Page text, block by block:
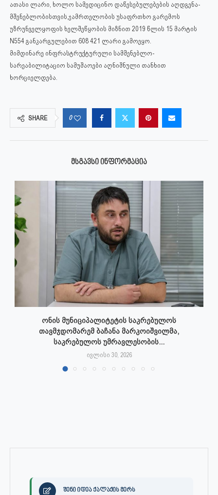
ათასი ლარი, ხოლო სამედიცინო დაწესებულებების აღდგენა-
მშენებლობისთვის,ჯამრთელობის უსაფრთხო გარემოს
უზრუნველყოფის ხელშეწყობის მიზნით 2019 წლის 15 მარტის
N554 განკარგულებით 608 421 ლარი გამოეყო.
მიმდინარე ინფრასტრუქტურული სამშენებლო-
სარეაბილიტაციო სამუშაოები აღნიშნული თანხით
ხორციელდება.
SHARE 0
ᲛᲡᲒᲐᲕᲡᲘ ᲘᲜᲤᲝᲠᲛᲐᲪᲘᲐ
ონის მუნიციპალიტეტის საკრებულოს
თავმჯდომარემ ბაჩანა მარკოიშვილმა,
საკრებულოს უმრავლესობის...
ივლისი 30, 2026
შენი იდეა ქალაქის მერს